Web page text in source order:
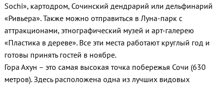
Sochi», картодром, Сочинский дендрарий или дельфинарий
«Ривьера». Также можно отправиться в Луна-парк с
аттракционами, этнографический музей и арт-галерею
«Пластика в дереве». Все эти места работают круглый год и
готовы принять гостей в ноябре.
Гора Ахун – это самая высокая точка побережья Сочи (630
метров). Здесь расположена одна из лучших видовых